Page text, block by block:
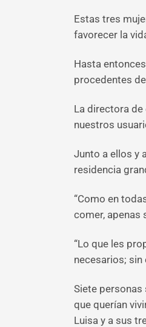
Estas tres
favorecer la
Hasta
procedentes
La directora de
nuestros
Junto a ellos y
residencia
“Como en
comer, apenas
“Lo que les
necesarios;
Siete personas
que querían
Luisa y a sus